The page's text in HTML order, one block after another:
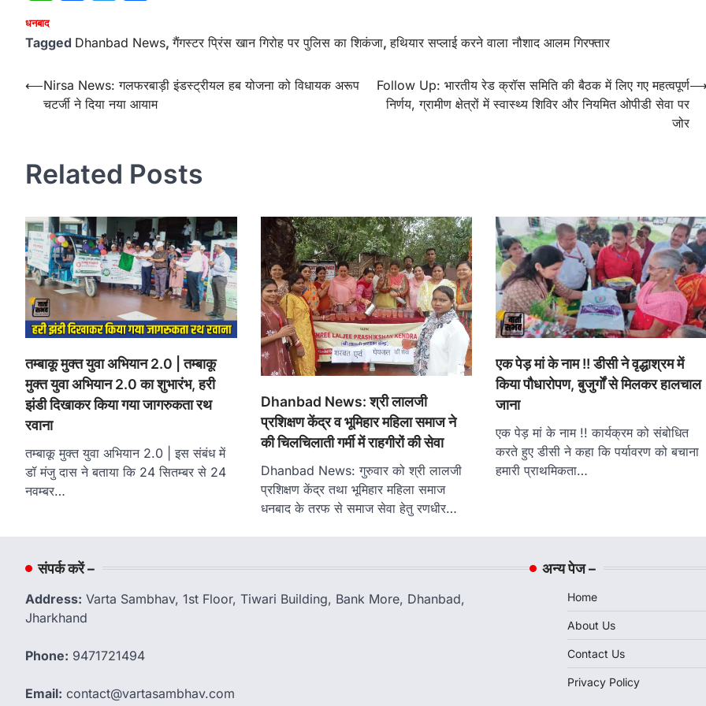
धनबाद
Tagged Dhanbad News,गैंगस्टर प्रिंस खान गिरोह पर पुलिस का शिकंजा,हथियार सप्लाई करने वाला नौशाद आलम गिरफ्तार
Post
navigation
⟵Nirsa News: गलफरबाड़ी इंडस्ट्रीयल हब योजना को विधायक अरूप
चटर्जी ने दिया नया आयाम
Follow Up: भारतीय रेड क्रॉस समिति की बैठक में लिए गए महत्वपूर्ण
निर्णय, ग्रामीण क्षेत्रों में स्वास्थ्य शिविर और नियमित ओपीडी सेवा पर
जोर
Related Posts
तम्बाकू मुक्त युवा अभियान 2.0 | तम्बाकू
मुक्त युवा अभियान 2.0 का शुभारंभ, हरी
झंडी दिखाकर किया गया जागरुकता रथ
रवाना
तम्बाकू मुक्त युवा अभियान 2.0 | इस संबंध में
डॉ मंजु दास ने बताया कि 24 सितम्बर से 24
नवम्बर…
Dhanbad News: श्री लालजी
प्रशिक्षण केंद्र व भूमिहार महिला समाज ने
की चिलचिलाती गर्मी में राहगीरों की सेवा
Dhanbad News: गुरुवार को श्री लालजी
प्रशिक्षण केंद्र तथा भूमिहार महिला समाज
धनबाद के तरफ से समाज सेवा हेतु रणधीर…
एक पेड़ मां के नाम !! डीसी ने वृद्धाश्रम में
किया पौधारोपण, बुजुर्गों से मिलकर हालचाल
जाना
एक पेड़ मां के नाम !! कार्यक्रम को संबोधित
करते हुए डीसी ने कहा कि पर्यावरण को बचाना
हमारी प्राथमिकता…
संपर्क करें –
Address: Varta Sambhav, 1st Floor, Tiwari Building, Bank More, Dhanbad,
Jharkhand
Phone: 9471721494
Email: contact@vartasambhav.com
अन्य पेज –
Home
About Us
Contact Us
Privacy Policy